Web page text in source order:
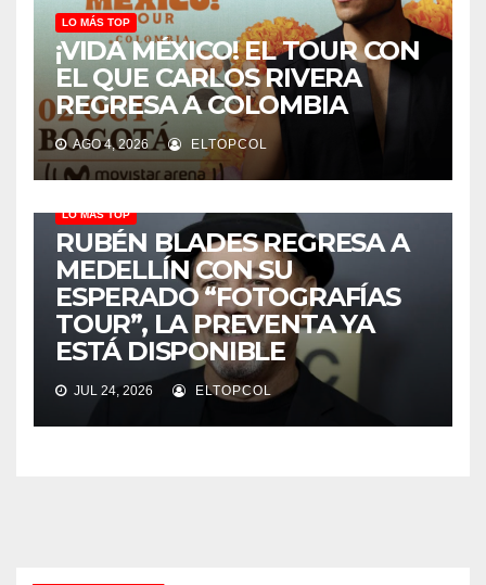
LO MÁS TOP
¡VIDA MÉXICO! EL TOUR CON
EL QUE CARLOS RIVERA
REGRESA A COLOMBIA
AGO 4, 2026 ELTOPCOL
LO MÁS TOP
RUBÉN BLADES REGRESA A
MEDELLÍN CON SU
ESPERADO “FOTOGRAFÍAS
TOUR”, LA PREVENTA YA
ESTÁ DISPONIBLE
JUL 24, 2026 ELTOPCOL